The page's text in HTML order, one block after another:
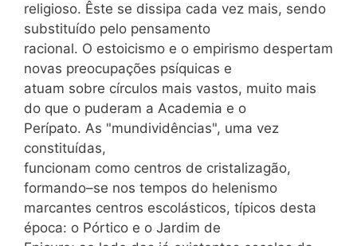
religioso. Êste se dissipa cada vez mais, sendo
substituído pelo pensamento
racional. O estoicismo e o empirismo despertam
novas preocupações psíquicas e
atuam sobre círculos mais vastos, muito mais
do que o puderam a Academia e o
Perípato. As "mundividências", uma vez
constituídas,
funcionam como centros de cristalizagão,
formando–se nos tempos do helenismo
marcantes centros escolásticos, típicos desta
época: o Pórtico e o Jardim de